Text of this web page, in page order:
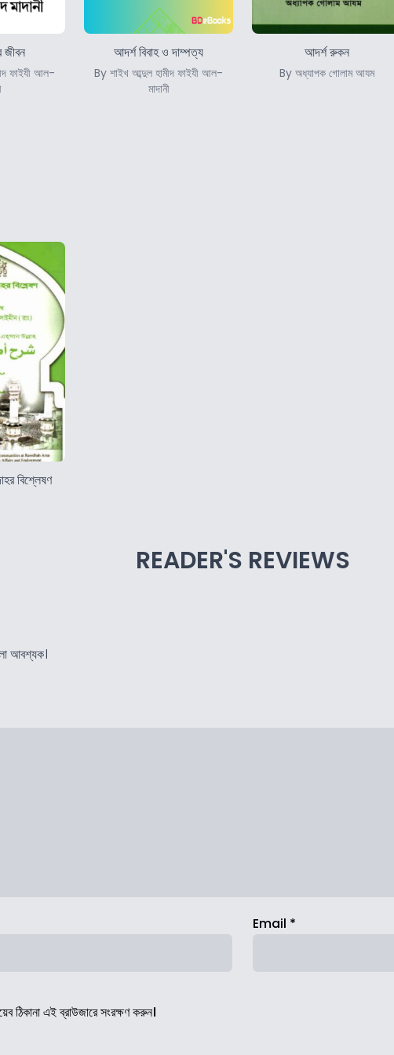
জীবন
ফাইযী আল-
আদর্শ বিবাহ ও দাম্পত্য
By শাইখ আব্দুল হামীদ ফাইযী আল-
মাদানী
আদর্শ রুকন
By অধ্যাপক গোলাম আযম
বিশ্লেষণ
READER'S REVIEWS
আবশ্যক।
Email *
ঠিকানা এই ব্রাউজারে সংরক্ষণ করুন।